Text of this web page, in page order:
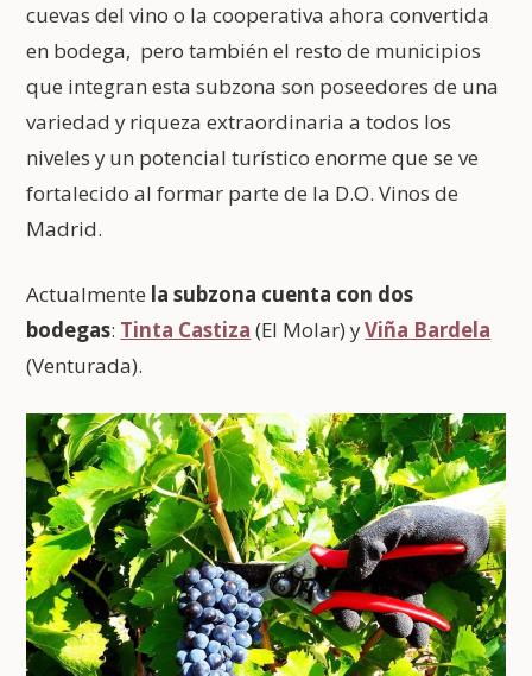
cuevas del vino o la cooperativa ahora convertida
en bodega, pero también el resto de municipios
que integran esta subzona son poseedores de una
variedad y riqueza extraordinaria a todos los
niveles y un potencial turístico enorme que se ve
fortalecido al formar parte de la D.O. Vinos de
Madrid.
Actualmente la subzona cuenta con dos
bodegas: Tinta Castiza (El Molar) yViña Bardela
(Venturada).